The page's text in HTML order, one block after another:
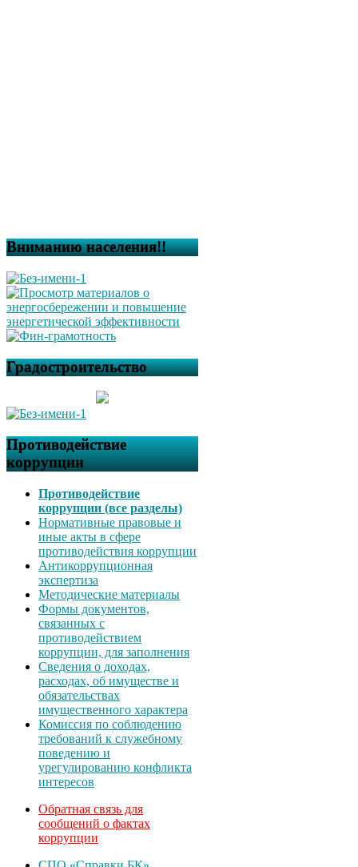
Вниманию населения!!
Градостроительство
Противодействие
коррупции
Противодействие
коррупции (все разделы)
Нормативные правовые и
иные акты в сфере
противодействия коррупции
Антикоррупционная
экспертиза
Методические материалы
Формы документов,
связанных с
противодействием
коррупции, для заполнения
Сведения о доходах,
расходах, об имуществе и
обязательствах
имущественного характера
Комиссия по соблюдению
требований к служебному
поведению и
урегулированию конфликта
интересов
Обратная связь для
сообщений о фактах
коррупции